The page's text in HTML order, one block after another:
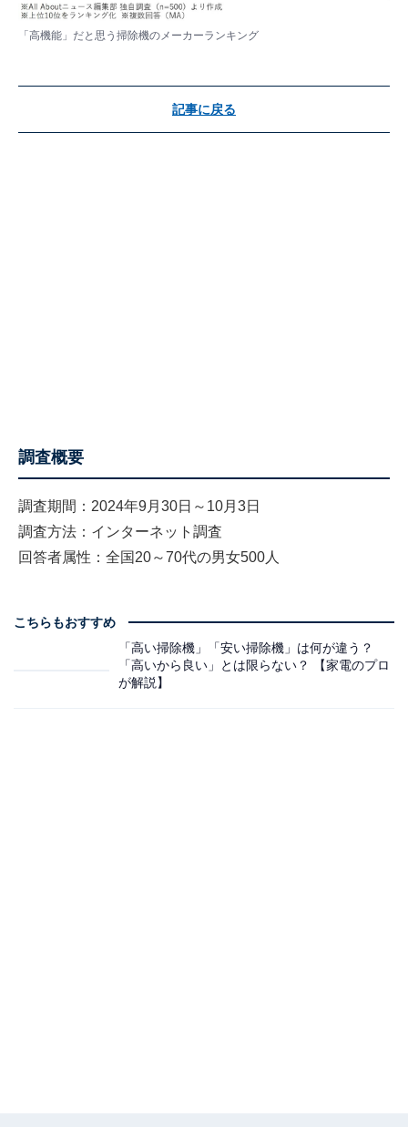
「高機能」だと思う掃除機のメーカーランキング
記事に戻る
調査概要
調査期間：2024年9月30日～10月3日
調査方法：インターネット調査
回答者属性：全国20～70代の男女500人
こちらもおすすめ
「高い掃除機」「安い掃除機」は何が違う？
「高いから良い」とは限らない？ 【家電のプロ
が解説】